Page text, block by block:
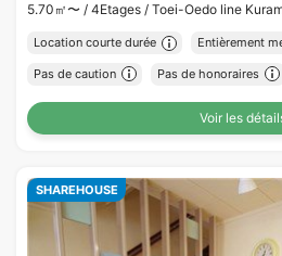
5.70㎡〜 / 4Etages / Toei-Oedo line
Location courte durée Entièrement
Pas de caution Pas de honoraires
Voir les
SHAREHOUSE